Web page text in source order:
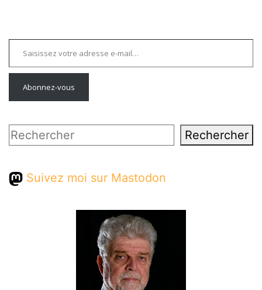
Saisissez votre adresse e-mail…
Abonnez-vous
Rechercher Rechercher
Suivez moi sur Mastodon